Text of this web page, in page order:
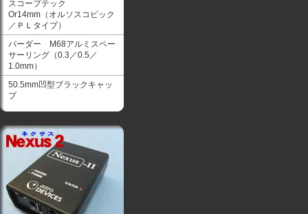
スコープテック
Or14mm（オルソスコピック
／ＰＬタイプ）
バーダー M68アルミスペー
サーリング（0.3／0.5／
1.0mm）
50.5mm凹型ブラックキャッ
プ